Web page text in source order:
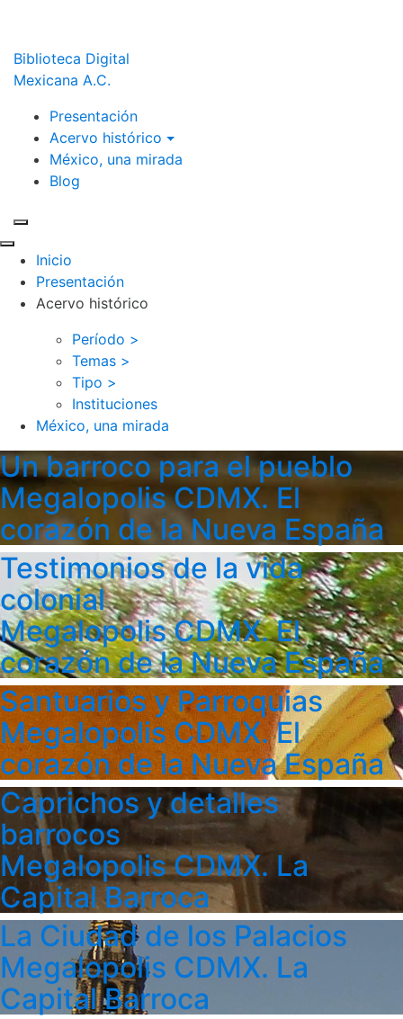
Biblioteca Digital
Mexicana A.C.
Presentación
Acervo histórico
México, una mirada
Blog
Inicio
Presentación
Acervo histórico
Período >
Temas >
Tipo >
Instituciones
México, una mirada
Un barroco para el pueblo
Megalopolis CDMX. El
corazón de la Nueva España
Testimonios de la vida
colonial
Megalopolis CDMX. El
corazón de la Nueva España
Santuarios y Parroquias
Megalopolis CDMX. El
corazón de la Nueva España
Caprichos y detalles
barrocos
Megalopolis CDMX. La
Capital Barroca
La Ciudad de los Palacios
Megalopolis CDMX. La
Capital Barroca